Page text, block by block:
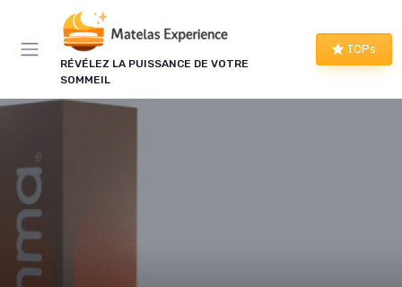
RÉVÉLEZ LA PUISSANCE DE VOTRE
SOMMEIL
TOPs
Panneau de gestion des cookies